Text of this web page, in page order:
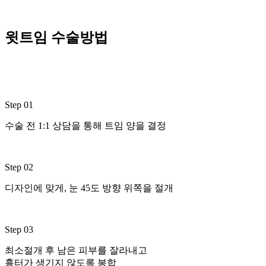
윗트임 수술방법
Step 01
수술 전 1:1 상담을 통해 트임 양을 결정
Step 02
디자인에 맞게, 눈 45도 방향 위쪽을 절개
Step 03
최소절개 후 남은 피부를 잘라내고
흉터가 생기지 않도록 봉합